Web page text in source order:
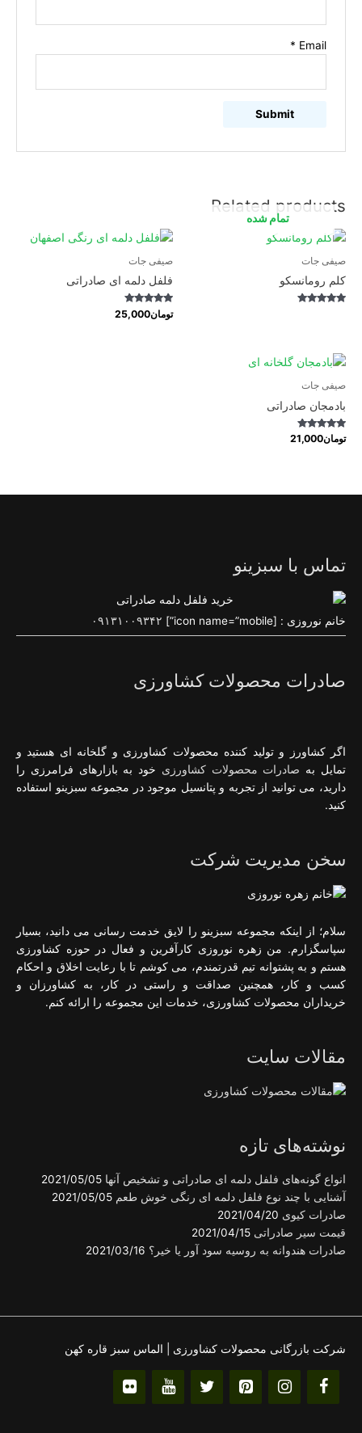
Email
*
Related products
تمام شده
صیفی جات
کلم رومانسکو
صیفی جات
فلفل دلمه ای صادراتی
Rated
4.96
تومان25,000
صیفی جات
بادمجان صادراتی
Rated
4.75
تومان21,000
تماس با سبزینو
خانم نوروزی : [icon name=”mobile”] ۰۹۱۳۱۰۰۹۳۴۲
صادرات محصولات کشاورزی
اگر کشاورز و تولید کننده محصولات کشاورزی و گلخانه ای هستید و
تمایل به صادرات محصولات کشاورزی خود به بازارهای فرامرزی را
دارید، می توانید از تجربه و پتانسیل موجود در مجموعه سبزینو استفاده
کنید.
سخن مدیریت شرکت
سلام؛ از اینکه مجموعه سبزینو را لایق خدمت رسانی می دانید، بسیار
سپاسگزارم. من زهره نوروزی کارآفرین و فعال در حوزه کشاورزی
هستم و به پشتوانه تیم قدرتمندم، می کوشم تا با رعایت اخلاق و احکام
کسب و کار، همچنین صداقت و راستی در کار، به کشاورزان و
خریداران محصولات کشاورزی، خدمات این مجموعه را ارائه کنم.
مقالات سایت
نوشته‌های تازه
انواع گونه‌های فلفل دلمه ای صادراتی و تشخیص آنها 2021/05/05
آشنایی با چند نوع فلفل دلمه ای رنگی خوش طعم 2021/05/05
صادرات کیوی 2021/04/20
قیمت سیر صادراتی 2021/04/15
صادرات هندوانه به روسیه سود آور یا خیر؟ 2021/03/16
شرکت بازرگانی محصولات کشاورزی | الماس سبز قاره کهن